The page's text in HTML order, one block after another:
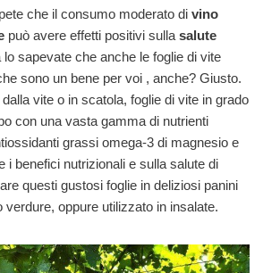
che il consumo moderato di vino
può avere effetti positivi sulla salute
lo sapevate che anche le foglie di vite
sono un bene per voi , anche? Giusto.
vite o in scatola, foglie di vite in grado
con una vasta gamma di nutrienti
grassi omega-3 di magnesio e
i benefici nutrizionali e sulla salute di
questi gustosi foglie in deliziosi panini
verdure, oppure utilizzato in insalate.